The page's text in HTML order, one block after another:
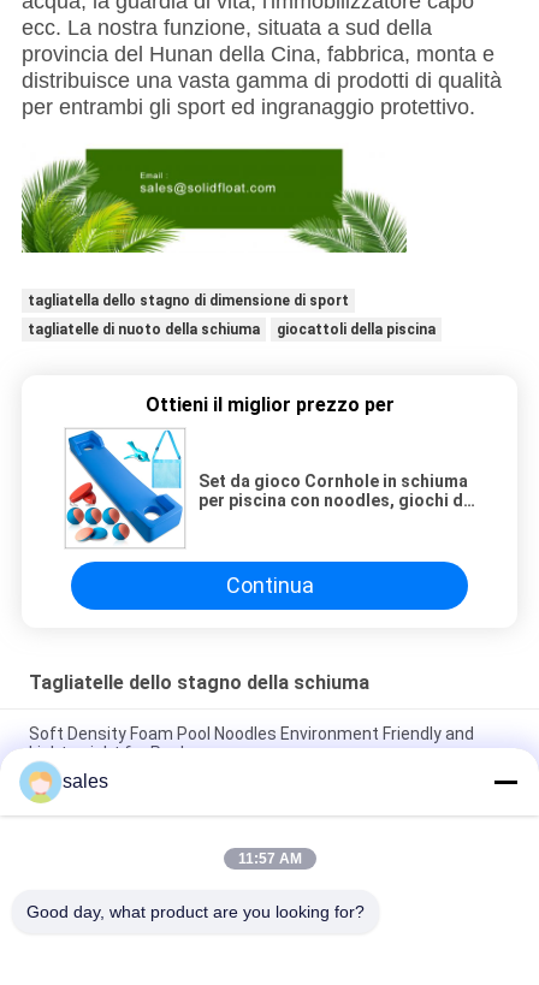
ecc. La nostra funzione, situata a sud della
provincia del Hunan della Cina, fabbrica, monta e
distribuisce una vasta gamma di prodotti di qualità
per entrambi gli sport ed ingranaggio protettivo.
tagliatella dello stagno di dimensione di sport
tagliatelle di nuoto della schiuma
giocattoli della piscina
Ottieni il miglior prezzo per
Set da gioco Cornhole in schiuma
per piscina con noodles, giochi da
Continua
Tagliatelle dello stagno della schiuma
Soft Density Foam Pool Noodles Environment Friendly and
Lightweight for Pools
Versatile Foam Large Pool Noodles for Endless Pool Games
and Activities
Soft Density 70mm Foam Pool Noodles Durable and
sales
11:57 AM
Good day, what product are you looking for?